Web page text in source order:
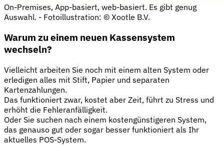
On-Premises, App-basiert, web-basiert. Es gibt genug
Auswahl. - Fotoillustration: © Xootle B.V.
Warum zu einem neuen Kassensystem
wechseln?
Vielleicht arbeiten Sie noch mit einem alten System oder
erledigen alles mit Stift, Papier und separaten
Kartenzahlungen.
Das funktioniert zwar, kostet aber Zeit, führt zu Stress und
erhöht die Fehleranfälligkeit.
Oder Sie suchen nach einem kostengünstigeren System,
das genauso gut oder sogar besser funktioniert als Ihr
aktuelles POS-System.